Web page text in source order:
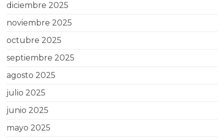
diciembre 2025
noviembre 2025
octubre 2025
septiembre 2025
agosto 2025
julio 2025
junio 2025
mayo 2025